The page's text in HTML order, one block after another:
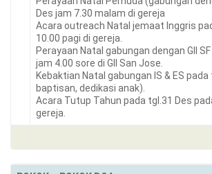
Des jam 7.30 malam di gereja
Acara outreach Natal jemaat Inggris
10.00 pagi di gereja.
Perayaan Natal gabungan dengan GII
jam 4.00 sore di GII San Jose.
Kebaktian Natal gabungan IS & ES pada
baptisan, dedikasi anak).
Acara Tutup Tahun pada tgl.31 Des
gereja.